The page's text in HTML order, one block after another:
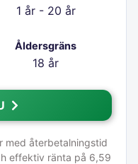
1 år - 20 år
Åldersgräns
18 år
med återbetalningstid
effektiv ränta på 6,59